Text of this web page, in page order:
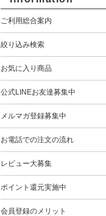
ご利用総合案内
絞り込み検索
お気に入り商品
公式LINEお友達募集中
メルマガ登録募集中
お電話での注文の流れ
レビュー大募集
ポイント還元実施中
会員登録のメリット